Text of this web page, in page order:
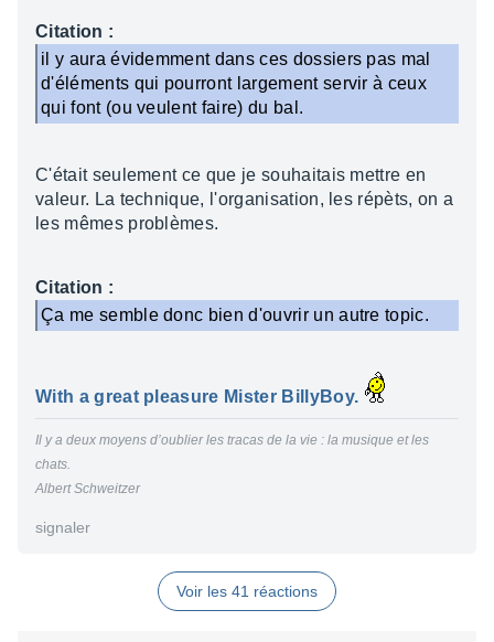
Citation :
il y aura évidemment dans ces dossiers pas mal
d'éléments qui pourront largement servir à ceux
qui font (ou veulent faire) du bal.
C'était seulement ce que je souhaitais mettre en
valeur. La technique, l'organisation, les répèts, on a
les mêmes problèmes.
Citation :
Ça me semble donc bien d'ouvrir un autre topic.
With a great pleasure Mister BillyBoy.
Il y a deux moyens d’oublier les tracas de la vie : la musique et les
chats.
Albert Schweitzer
signaler
Voir les 41 réactions